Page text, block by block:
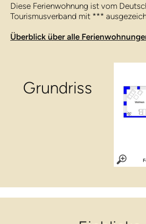
Diese Ferienwohnung ist vom
Tourismusverband mit ***
Überblick über alle
Grundriss